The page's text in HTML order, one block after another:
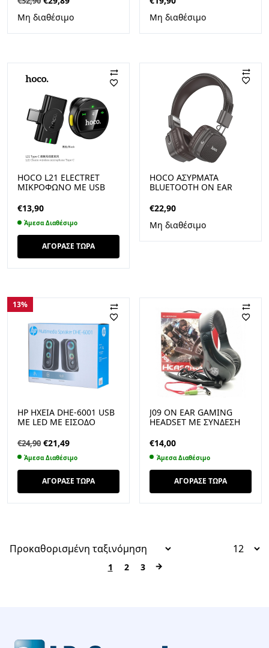
price
€32,90.είναι:
Μη διαθέσιμο
Μη διαθέσιμο
HOCO L21 ELECTRET
ΜΙΚΡΌΦΩΝΟ ΜΕ USB
€13,90
Άμεσα Διαθέσιμο
ΑΓΟΡΑΣΕ ΤΩΡΑ
HOCO ΑΣΎΡΜΑΤΑ
BLUETOOTH ON EAR
€22,90
Μη διαθέσιμο
13%
HP ΗΧΕΙΑ DHE-6001 USB
ΜΕ LED ΜΕ ΕΙΣΟΔΟ
€24,90 Original
price
was:
€24,90.
€21,49Η
τρέχουσα
τιμή
είναι:
€21,49.
Άμεσα Διαθέσιμο
ΑΓΟΡΑΣΕ ΤΩΡΑ
J09 ON EAR GAMING
HEADSET ΜΕ ΣΎΝΔΕΣΗ
€14,00
Άμεσα Διαθέσιμο
ΑΓΟΡΑΣΕ ΤΩΡΑ
1 2 3 →